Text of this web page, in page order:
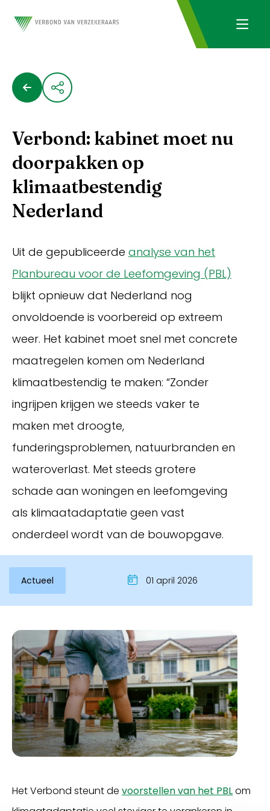
Inloggen
Verbond: kabinet moet nu
doorpakken op
klimaatbestendig
Nederland
Uit de gepubliceerde analyse van het
Planbureau voor de Leefomgeving (PBL)
blijkt opnieuw dat Nederland nog
onvoldoende is voorbereid op extreem
weer. Het kabinet moet snel met concrete
maatregelen komen om Nederland
klimaatbestendig te maken: “Zonder
ingrijpen krijgen we steeds vaker te
maken met droogte,
funderingsproblemen, natuurbranden en
wateroverlast. Met steeds grotere
schade aan woningen en leefomgeving
als klimaatadaptatie geen vast
onderdeel wordt van de bouwopgave.
Actueel 01 april 2026
Het Verbond steunt de voorstellen van het PBLom